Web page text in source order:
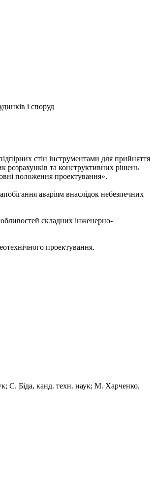
і споруд
стін інструментами для прийняття
розрахунків та конструктивних рішень
положення проектування».
аваріям внаслідок небезпечних
складних інженерно-
проектування.
С. Біда, канд. техн. наук; М. Харченко,